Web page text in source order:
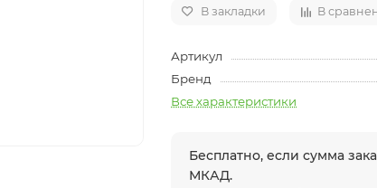
В закладки В
Артикул
Бренд
Все характеристики
Бесплатно, если сумма
МКАД.